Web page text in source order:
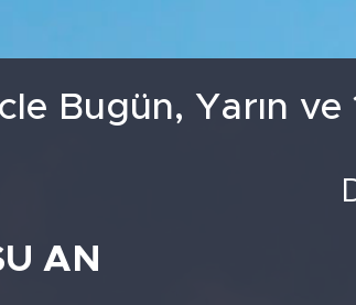
Bugün, Yarın
AN